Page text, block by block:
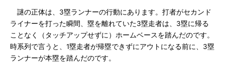
謎の正体は、3塁ランナーの行動にあります。打者がセカンド
ライナーを打った瞬間、塁を離れていた3塁走者は、3塁に帰る
ことなく（タッチアップせずに）ホームベースを踏んだのです。
時系列で言うと、1塁走者が帰塁できずにアウトになる前に、3塁
ランナーが本塁を踏んだのです。